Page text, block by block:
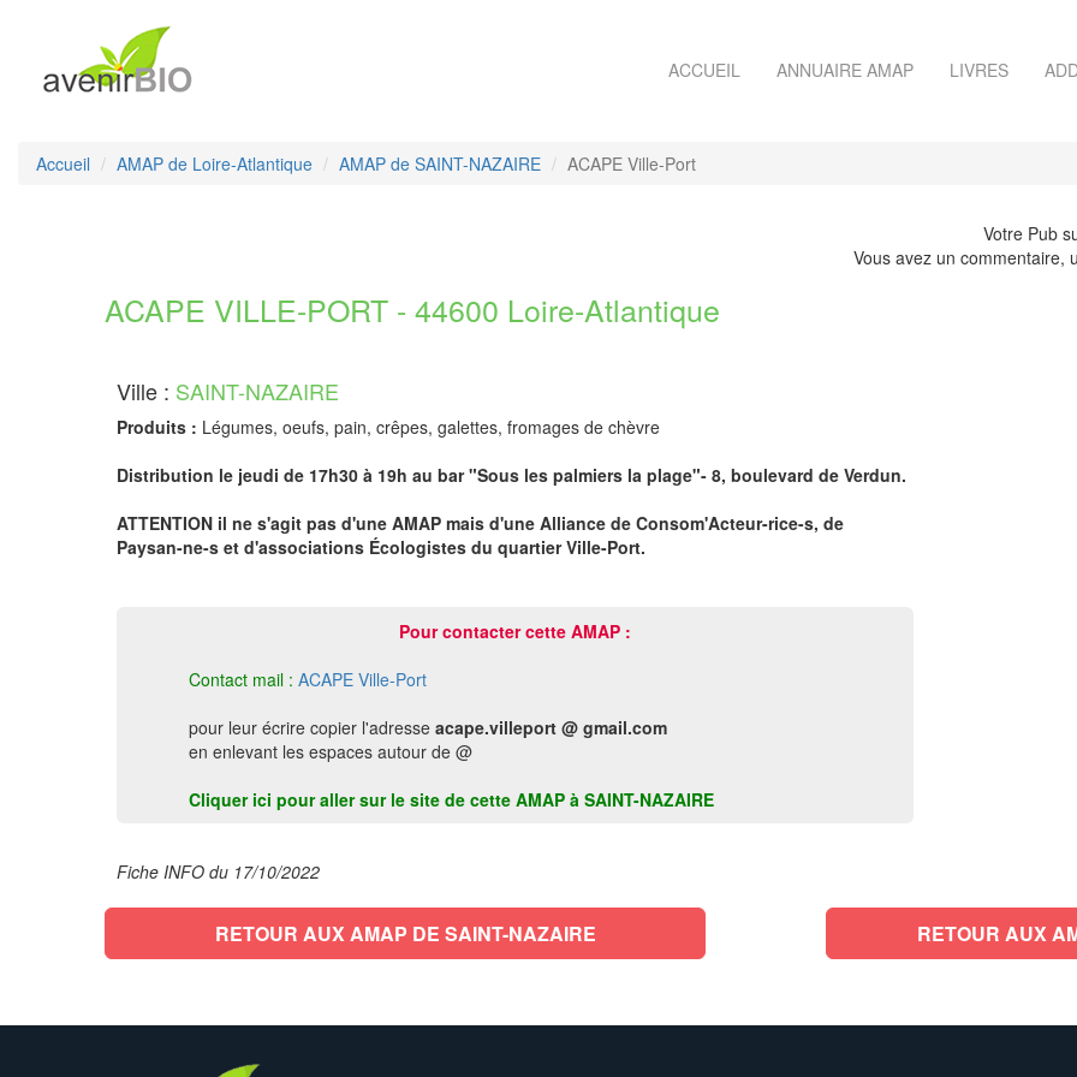
ACCUEIL ANNUAIRE AMAP LIVRES
Accueil AMAP de Loire-Atlantique AMAP de SAINT-NAZAIRE ACAPE Ville-Port
Votre Pub
Vous avez un commentaire,
ACAPE VILLE-PORT - 44600 Loire-Atlantique
Ville : SAINT-NAZAIRE
Produits : Légumes, oeufs, pain, crêpes, galettes, fromages de chèvre
Distribution le jeudi de 17h30 à 19h au bar "Sous les palmiers la plage"- 8, boulevard de Verdun.
ATTENTION il ne s'agit pas d'une AMAP mais d'une Alliance de Consom'Acteur-rice-s, de
Paysan-ne-s et d'associations Écologistes du quartier Ville-Port.
Pour contacter cette AMAP :
Contact mail : ACAPE Ville-Port
pour leur écrire copier l'adresse acape.villeport @ gmail.com
en enlevant les espaces autour de @
Cliquer ici pour aller sur le site de cette AMAP à SAINT-NAZAIRE
Fiche INFO du 17/10/2022
RETOUR AUX AMAP DE SAINT-NAZAIRE RETOUR AUX